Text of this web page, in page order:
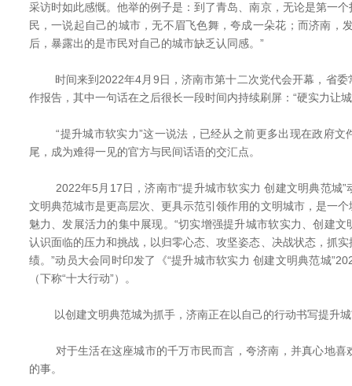
采访时如此感慨。他举的例子是：到了青岛、南京，无论是第一
民，一说起自己的城市，无不眉飞色舞，夸成一朵花；而济南，
后，暴露出的是市民对自己的城市缺乏认同感。”
时间来到2022年4月9日，济南市第十二次党代会开幕，省委
作报告，其中一句话在之后很长一段时间内持续刷屏：“硬实力让
“提升城市软实力”这一说法，已经从之前更多出现在政府文
尾，成为难得一见的官方与民间话语的交汇点。
2022年5月17日，济南市“提升城市软实力 创建文明典范城”
文明典范城市是更高层次、更具示范引领作用的文明城市，是一
魅力、发展活力的集中展现。“切实增强提升城市软实力、创建
认识面临的压力和挑战，以归零心态、攻坚姿态、决战状态，抓
绩。”动员大会同时印发了《“提升城市软实力 创建文明典范城
（下称“十大行动”）。
以创建文明典范城为抓手，济南正在以自己的行动书写提升城
对于生活在这座城市的千万市民而言，夸济南，并真心地喜
的事。